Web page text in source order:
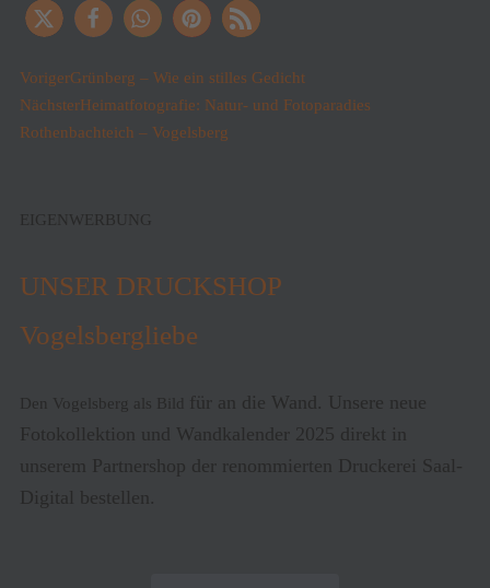
VorigerGrünberg – Wie ein stilles Gedicht
NächsterHeimatfotografie: Natur- und Fotoparadies
Rothenbachteich – Vogelsberg
EIGENWERBUNG
UNSER DRUCKSHOP
Vogelsbergliebe
Den Vogelsberg als Bild
für an die Wand. Unsere neue
Fotokollektion und Wandkalender 2025 direkt in
unserem Partnershop der renommierten Druckerei Saal-
Digital bestellen.